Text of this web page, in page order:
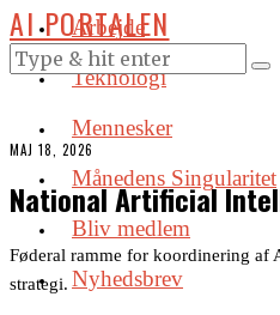
Arbejde
Teknologi
Mennesker
Månedens Singularitet
Bliv medlem
Nyhedsbrev
AI PORTALEN
MAJ 18, 2026
National Artificial
Føderal ramme for koordinering
strategi.